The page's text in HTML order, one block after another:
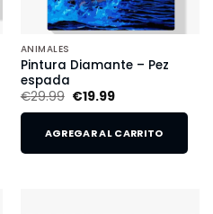
ANIMALES
Pintura Diamante – Pez
espada
€29.99 €19.99
AGREGAR AL CARRITO